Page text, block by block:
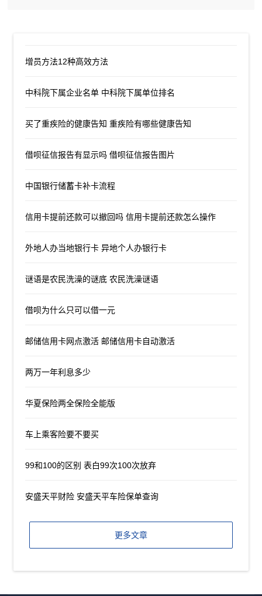
增员方法12种高效方法
中科院下属企业名单 中科院下属单位排名
买了重疾险的健康告知 重疾险有哪些健康告知
借呗征信报告有显示吗 借呗征信报告图片
中国银行储蓄卡补卡流程
信用卡提前还款可以撤回吗 信用卡提前还款怎么操作
外地人办当地银行卡 异地个人办银行卡
谜语是农民洗澡的谜底 农民洗澡谜语
借呗为什么只可以借一元
邮储信用卡网点激活 邮储信用卡自动激活
两万一年利息多少
华夏保险两全保险全能版
车上乘客险要不要买
99和100的区别 表白99次100次放弃
安盛天平财险 安盛天平车险保单查询
更多文章